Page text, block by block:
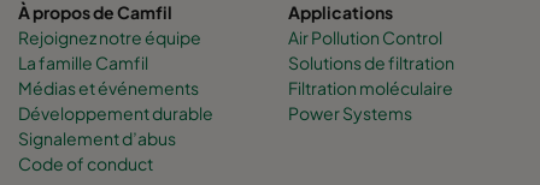
À propos de Camfil
Rejoignez notre équipe
La famille Camfil
Médias et événements
Développement durable
Signalement d’abus
Code of conduct
Applications
Air Pollution Control
Solutions de filtration
Filtration moléculaire
Power Systems